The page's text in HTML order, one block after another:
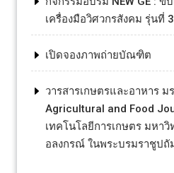
เครื่องมือวิศวกรสังคม รุ่นที่ 3
เปิดจองภาพถ่ายบัณฑิต
วารสารเกษตรและอาหาร ม
Agricultural and Food
เทคโนโลยีการเกษตร มหา
อลงกรณ์ ในพระบรมราชูปถั